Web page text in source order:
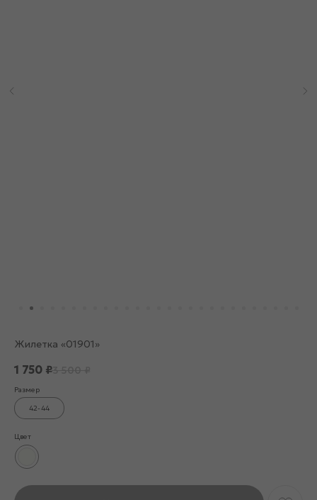
Жилетка «01901»
1 750 ₽
Размер
42-44
Цвет